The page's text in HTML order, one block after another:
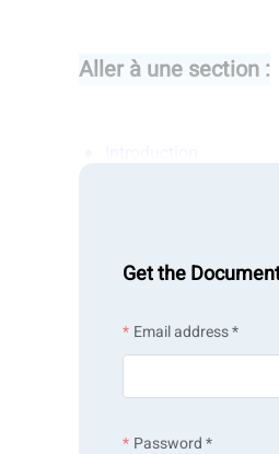
Aller à une section :
Sédiments marins
Désert et sable
Get the
Email address *
Password *